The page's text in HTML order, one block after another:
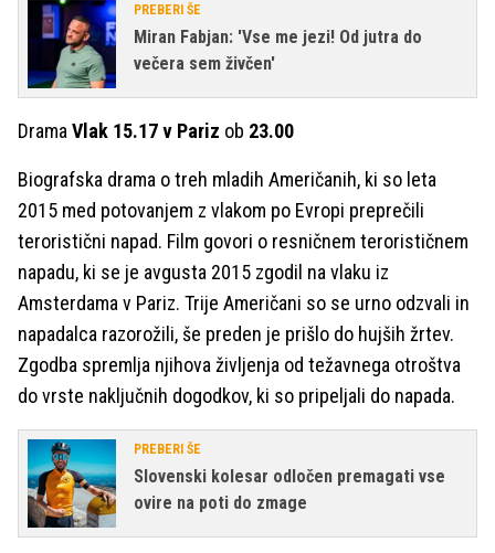
PREBERI ŠE
Miran Fabjan: 'Vse me jezi! Od jutra do
večera sem živčen'
Drama Vlak 15.17 v Pariz ob 23.00
Biografska drama o treh mladih Američanih, ki so leta
2015 med potovanjem z vlakom po Evropi preprečili
teroristični napad. Film govori o resničnem terorističnem
napadu, ki se je avgusta 2015 zgodil na vlaku iz
Amsterdama v Pariz. Trije Američani so se urno odzvali in
napadalca razorožili, še preden je prišlo do hujših žrtev.
Zgodba spremlja njihova življenja od težavnega otroštva
do vrste naključnih dogodkov, ki so pripeljali do napada.
PREBERI ŠE
Slovenski kolesar odločen premagati vse
ovire na poti do zmage